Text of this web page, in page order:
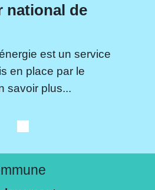
national de
est un service
en place par le
savoir plus...